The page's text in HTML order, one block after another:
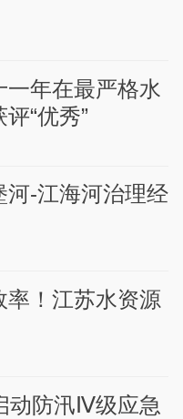
年在最严格水
“优秀”
河-江海河治理经
！江苏水资源
动防汛Ⅳ级应急